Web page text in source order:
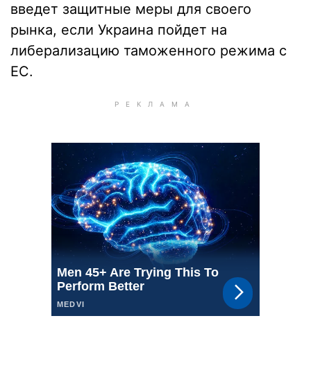
введет защитные меры для своего
рынка, если Украина пойдет на
либерализацию таможенного режима с
ЕС.